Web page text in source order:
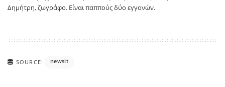
Δημήτρη, ζωγράφο. Είναι παππούς δύο εγγονών.
SOURCE: newsit